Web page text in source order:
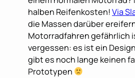
halben Reifenkosten!Via
die Massen darüber
Motorradfahren gefährlich
vergessen: es ist ein
gibt es noch lange keinen
Prototypen